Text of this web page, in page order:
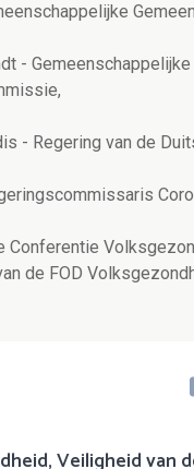
-
- Regering van de
Conferentie
de FOD
Veiligheid van